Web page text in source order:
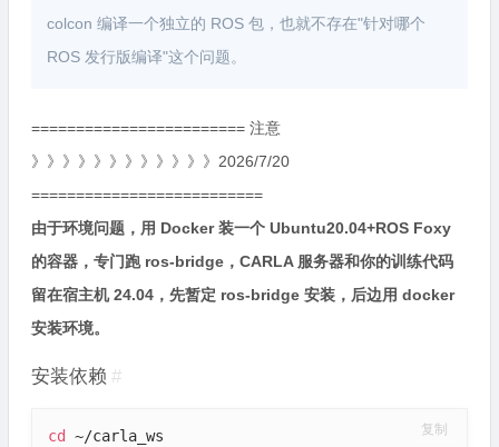
colcon 编译一个独立的 ROS 包，也就不存在"针对哪个
ROS 发行版编译"这个问题。
======================== 注意
》》》》》》》》》》》》2026/7/20
==========================
由于环境问题，用 Docker 装一个 Ubuntu20.04+ROS Foxy
的容器，专门跑 ros-bridge，CARLA 服务器和你的训练代码
留在宿主机 24.04，先暂定 ros-bridge 安装，后边用 docker
安装环境。
安装依赖 #
cd ~/carla_ws 复制